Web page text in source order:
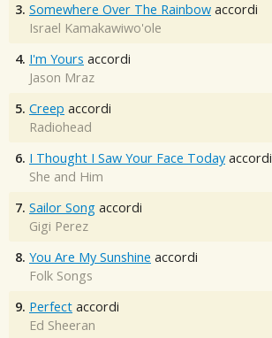
3. Somewhere Over The Rainbow accordi
Israel Kamakawiwo'ole
4. I'm Yours accordi
Jason Mraz
5. Creep accordi
Radiohead
6. I Thought I Saw Your Face Today accordi
She and Him
7. Sailor Song accordi
Gigi Perez
8. You Are My Sunshine accordi
Folk Songs
9. Perfect accordi
Ed Sheeran